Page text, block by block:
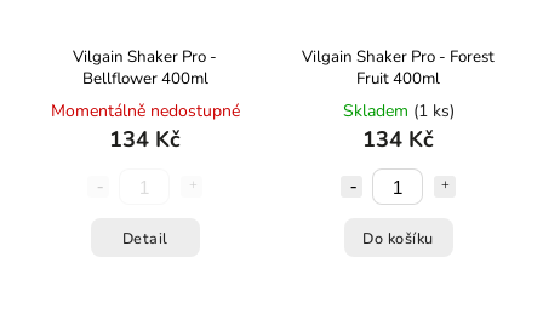
Vilgain Shaker Pro -
Bellflower 400ml
Momentálně nedostupné
134 Kč
Detail
Vilgain Shaker Pro - Forest
Fruit 400ml
Skladem (1 ks)
134 Kč
Do košíku